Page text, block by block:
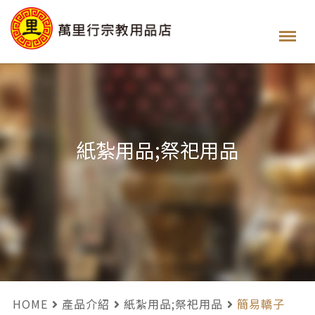
紙紮用品;祭祀用品
HOME 產品介紹 紙紮用品;祭祀用品 簡易轎子